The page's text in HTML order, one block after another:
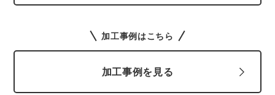
加工事例はこちら
加工事例を見る